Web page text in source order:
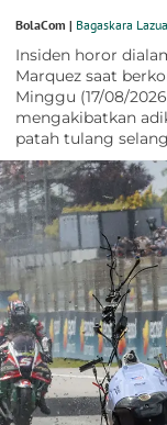
BolaCom | Bagaskara
Insiden horor
Marquez saat
Minggu (17/08/
mengakibatkan
patah tulang